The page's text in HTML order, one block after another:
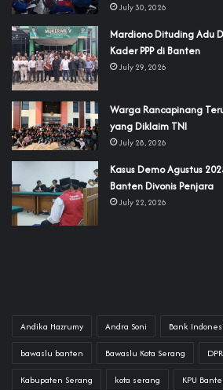
July 30, 2026
‎Mardiono Dituding Adu
Kader PPP di Banten
July 29, 2026
‎Warga Rancapinang
yang Diklaim TNI‎‎
July 28, 2026
‎Kasus Demo Agustus
Banten Divonis Penjara
July 22, 2026
Andika Hazrumy Andra Soni Bank
bawaslu banten Bawaslu Kota Serang
Kabupaten Serang kota serang KPU